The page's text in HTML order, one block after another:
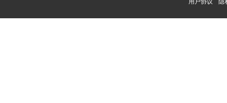
用户协议 隐